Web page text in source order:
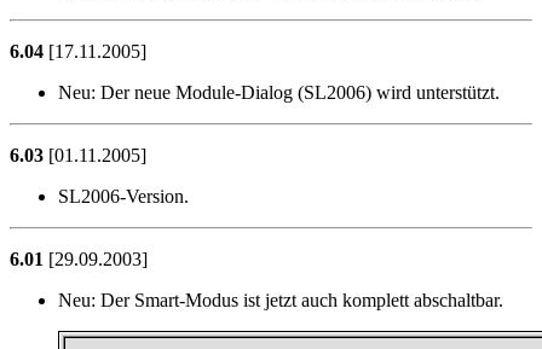
6.04 [17.11.2005]
Neu: Der neue Module-Dialog (SL2006) wird unterstützt.
6.03 [01.11.2005]
SL2006-Version.
6.01 [29.09.2003]
Neu: Der Smart-Modus ist jetzt auch komplett abschaltbar.